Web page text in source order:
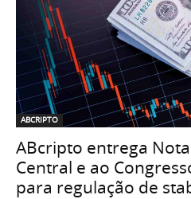
ABCRIPTO
ABcripto entrega
Central e ao
para regulação de